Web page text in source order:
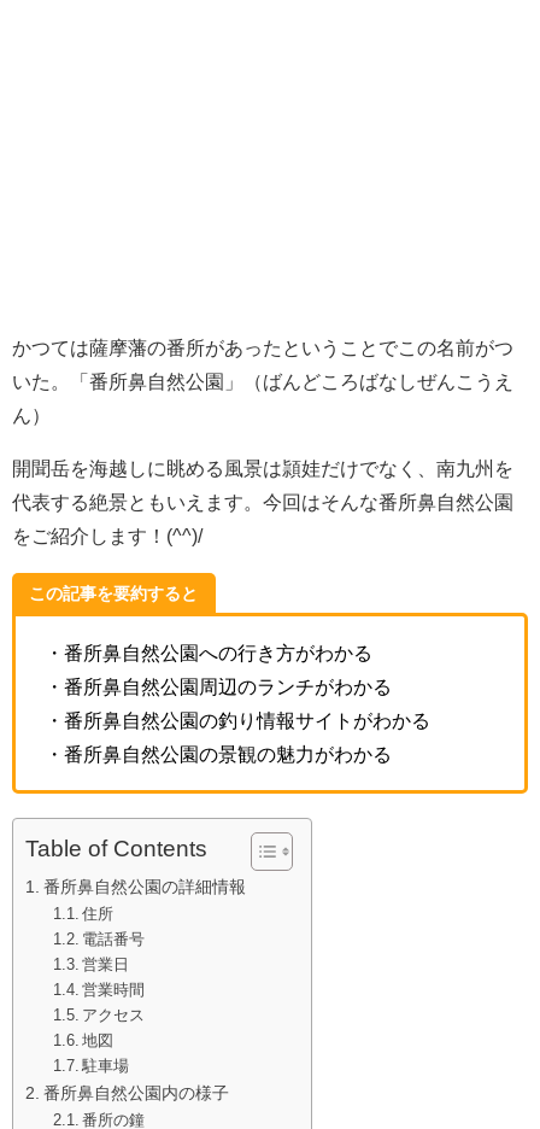
かつては薩摩藩の番所があったということでこの名前がつ
いた。「番所鼻自然公園」（ばんどころばなしぜんこうえ
ん）
開聞岳を海越しに眺める風景は頴娃だけでなく、南九州を
代表する絶景ともいえます。今回はそんな番所鼻自然公園
をご紹介します！(^^)/
この記事を要約すると
・番所鼻自然公園への行き方がわかる
・番所鼻自然公園周辺のランチがわかる
・番所鼻自然公園の釣り情報サイトがわかる
・番所鼻自然公園の景観の魅力がわかる
Table of Contents
番所鼻自然公園の詳細情報
住所
電話番号
営業日
営業時間
アクセス
地図
駐車場
番所鼻自然公園内の様子
番所の鐘